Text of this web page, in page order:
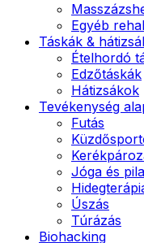
Egyéb
Táskák &
Ételhordó
Edzőtáskák
Hátizsákok
Tevékenység
Futás
Jóga és
Úszás
Túrázás
Biohacking